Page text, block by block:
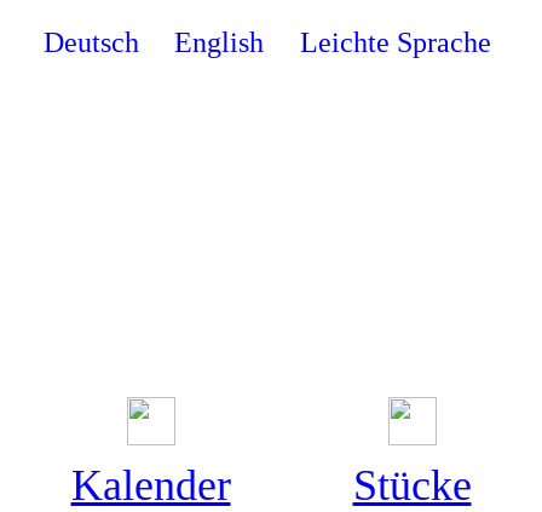
Inhalt
Deutsch English Leichte Sprache
Kalender Stücke